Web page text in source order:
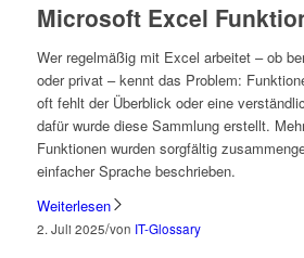
Microsoft Excel
Wer regelmäßig mit Excel arbeitet – ob
oder privat – kennt das Problem:
oft fehlt der Überblick oder eine
dafür wurde diese Sammlung erstellt.
Funktionen wurden sorgfältig
einfacher Sprache beschrieben.
Weiterlesen
2. Juli 2025/von IT-Glossary